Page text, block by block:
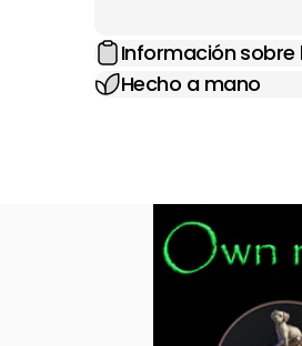
Información sobre
Hecho a mano